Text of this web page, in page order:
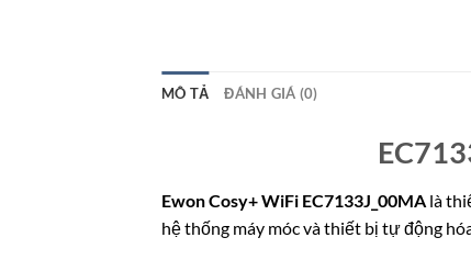
MÔ TẢ ĐÁNH GIÁ (0)
Ewon Cosy+ WiFi EC7133J_00MA là
hệ thống máy móc và thiết bị tự động